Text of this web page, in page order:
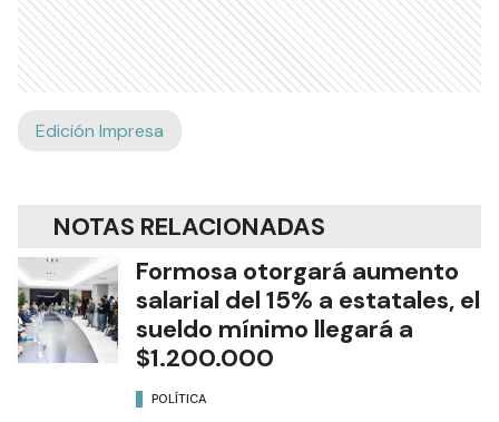
Edición Impresa
NOTAS RELACIONADAS
Formosa otorgará aumento
salarial del 15% a estatales, el
sueldo mínimo llegará a
$1.200.000
POLÍTICA